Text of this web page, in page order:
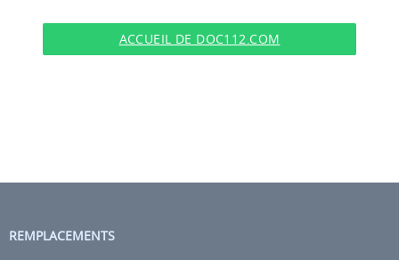
ACCUEIL DE DOC112.COM
REMPLACEMENTS